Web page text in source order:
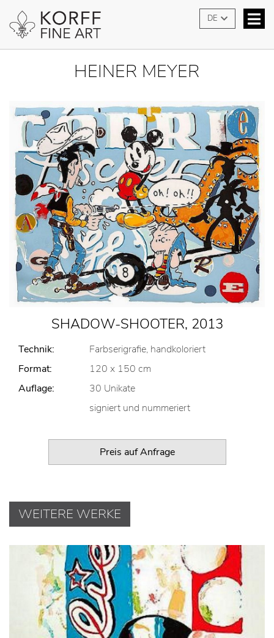
DE
HEINER MEYER
SHADOW-SHOOTER, 2013
Technik:
Farbserigrafie, handkoloriert
Format:
120 x 150 cm
Auflage:
30 Unikate
signiert und nummeriert
Preis auf Anfrage
WEITERE WERKE